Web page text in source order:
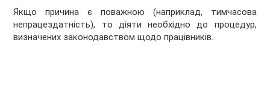
Якщо причина є поважною (наприклад, тимчасова
непрацездатність), то діяти необхідно до процедур,
визначених законодавством щодо працівників.